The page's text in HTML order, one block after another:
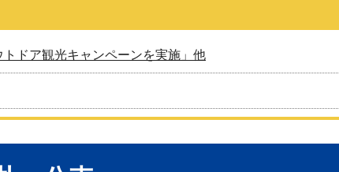
ドア観光キャンペーンを実施」他